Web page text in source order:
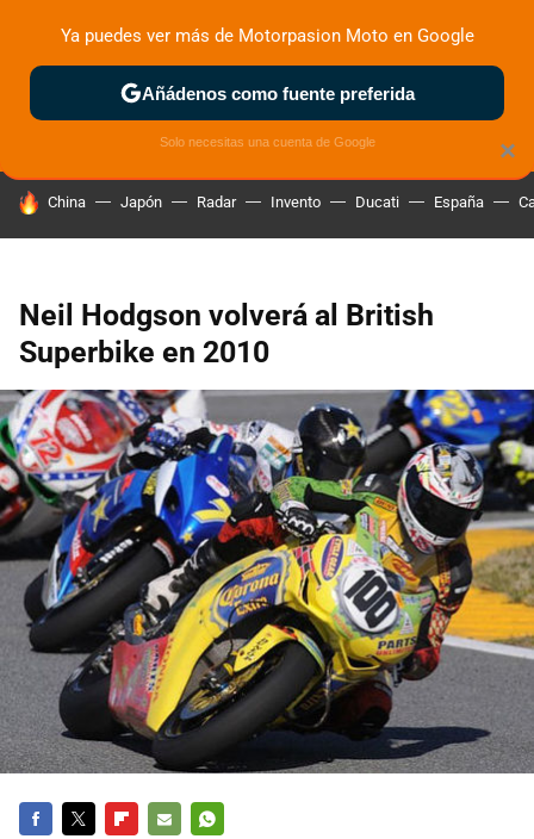
ZONA DE PRUEBAS DEPORTIVAS MOTOS ELÉCTRICAS
HOY SE HABLA DE
China Japón Radar Invento Ducati España
Neil Hodgson volverá al British
Superbike en 2010
×
Ya puedes ver más de Motorpasion Moto en Google
Añádenos como fuente preferida
Solo necesitas una cuenta de Google